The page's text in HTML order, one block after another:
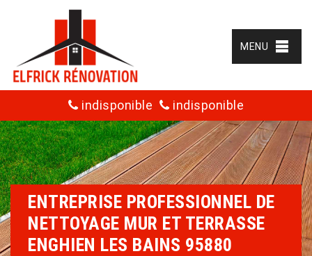
MENU
indisponible indisponible
ENTREPRISE PROFESSIONNEL DE
NETTOYAGE MUR ET TERRASSE
ENGHIEN LES BAINS 95880